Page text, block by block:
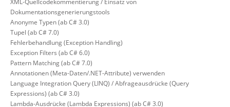
XML-Quellcodekommentierung / Einsatz von
Dokumentationsgenerierungstools
Anonyme Typen (ab C# 3.0)
Tupel (ab C# 7.0)
Fehlerbehandlung (Exception Handling)
Exception Filters (ab C# 6.0)
Pattern Matching (ab C# 7.0)
Annotationen (Meta-Daten/.NET-Attribute) verwenden
Language Integration Query (LINQ) / Abfrageausdrücke (Query
Expressions) (ab C# 3.0)
Lambda-Ausdrücke (Lambda Expressions) (ab C# 3.0)